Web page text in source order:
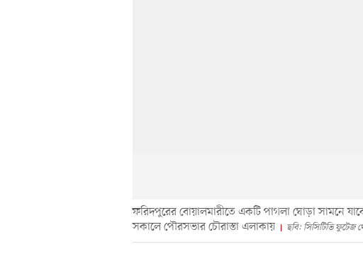
ফরিদপুরের বোয়ালমারীতে একটি পাগলা ঘোড়া সামনে
সকালে পৌরসভার চৌরাস্তা এলাকায়
ছবি: সিসিটিভি ফুটেজ